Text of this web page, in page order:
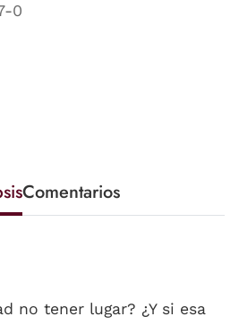
0
Comentarios
no tener lugar? ¿Y si esa